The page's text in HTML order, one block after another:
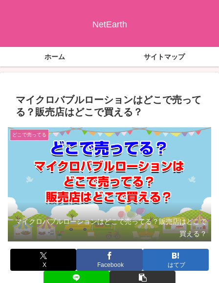
NetEarth
ホーム サイトマップ
マイクロバブルローションはどこで売って
る？販売店はどこで買える？
どこで売ってる
マイクロバブルローションはどこで売ってる？販売店はどこで
買える？
X Facebook はてブ